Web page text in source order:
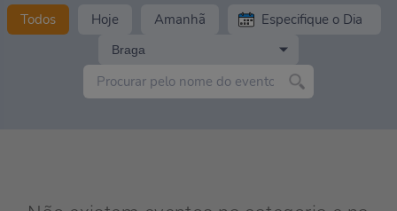
Todos Hoje Amanhã
Braga